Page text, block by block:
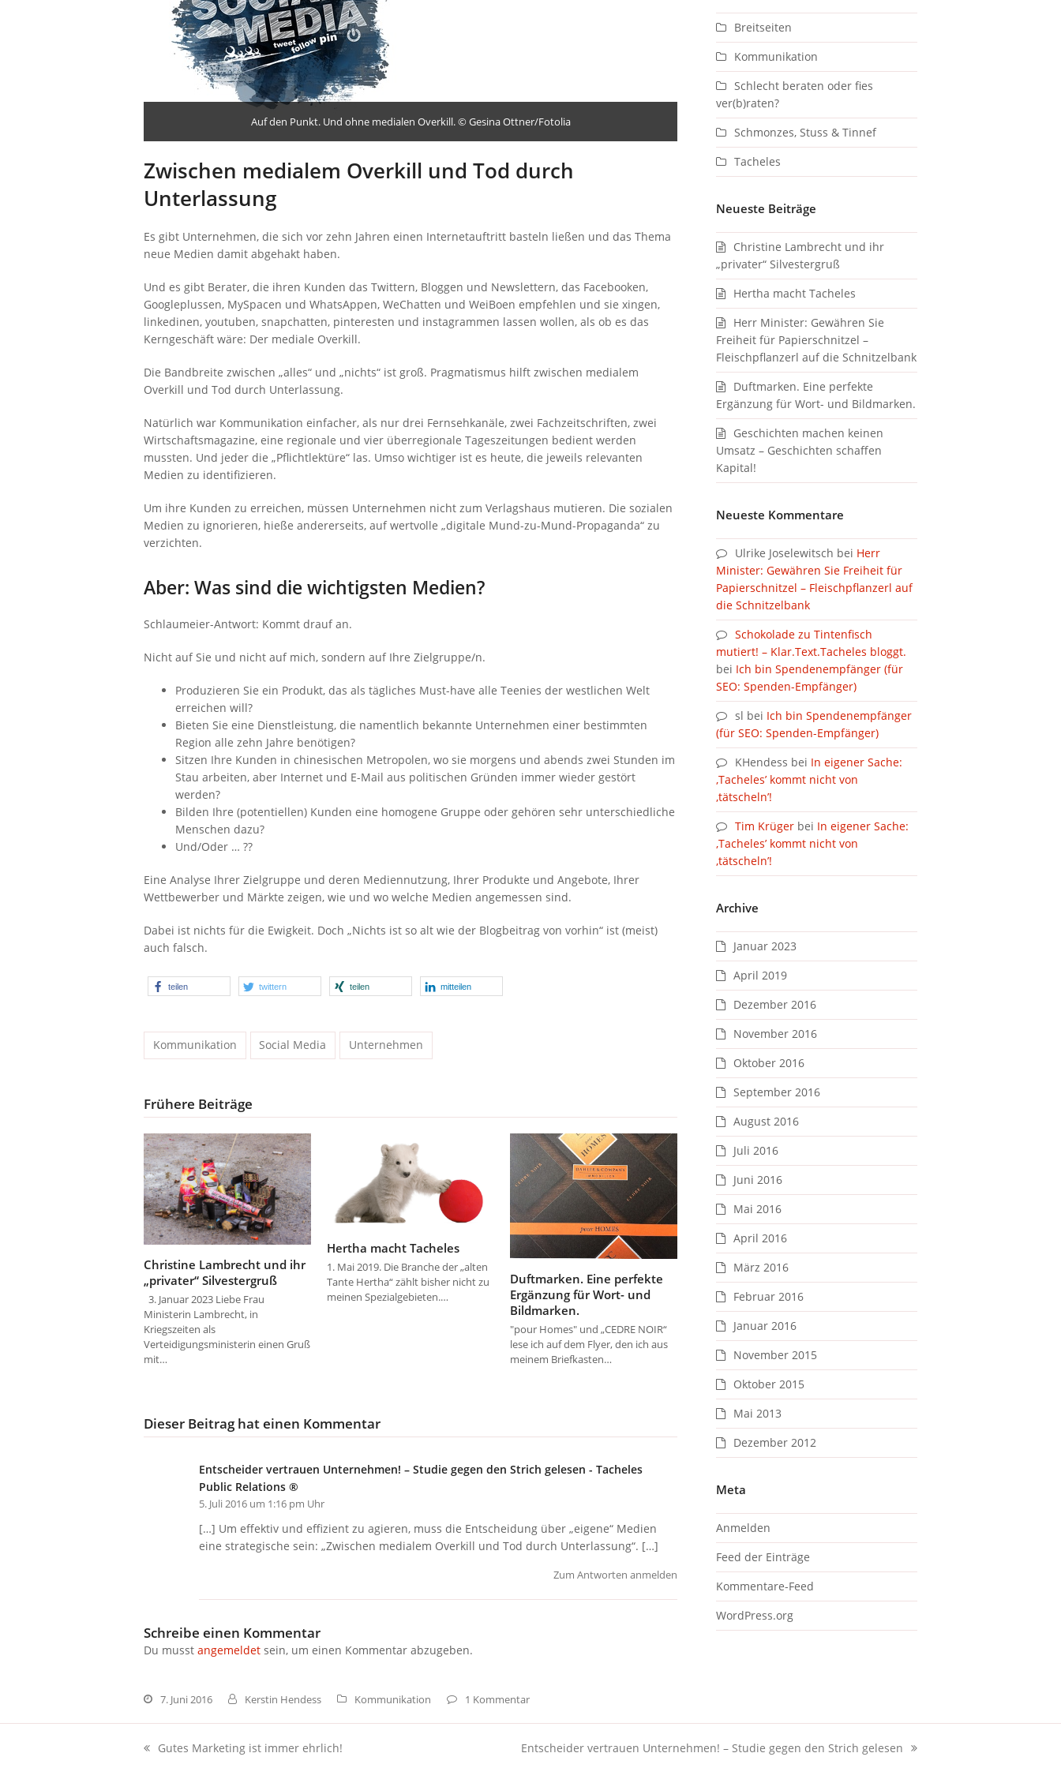
Auf den Punkt. Und ohne medialen Overkill. © Gesina Ottner/Fotolia
Zwischen medialem Overkill und Tod durch
Unterlassung
Es gibt Unternehmen, die sich vor zehn Jahren einen Internetauftritt basteln ließen und das Thema
neue Medien damit abgehakt haben.
Und es gibt Berater, die ihren Kunden das Twittern, Bloggen und Newslettern, das Facebooken,
Googleplussen, MySpacen und WhatsAppen, WeChatten und WeiBoen empfehlen und sie xingen,
linkedinen, youtuben, snapchatten, pinteresten und instagrammen lassen wollen, als ob es das
Kerngeschäft wäre: Der mediale Overkill.
Die Bandbreite zwischen „alles“ und „nichts“ ist groß. Pragmatismus hilft zwischen medialem
Overkill und Tod durch Unterlassung.
Natürlich war Kommunikation einfacher, als nur drei Fernsehkanäle, zwei Fachzeitschriften, zwei
Wirtschaftsmagazine, eine regionale und vier überregionale Tageszeitungen bedient werden
mussten. Und jeder die „Pflichtlektüre“ las. Umso wichtiger ist es heute, die jeweils relevanten
Medien zu identifizieren.
Um ihre Kunden zu erreichen, müssen Unternehmen nicht zum Verlagshaus mutieren. Die sozialen
Medien zu ignorieren, hieße andererseits, auf wertvolle „digitale Mund-zu-Mund-Propaganda“ zu
verzichten.
Aber: Was sind die wichtigsten Medien?
Schlaumeier-Antwort: Kommt drauf an.
Nicht auf Sie und nicht auf mich, sondern auf Ihre Zielgruppe/n.
Produzieren Sie ein Produkt, das als tägliches Must-have alle Teenies der westlichen Welt
erreichen will?
Bieten Sie eine Dienstleistung, die namentlich bekannte Unternehmen einer bestimmten
Region alle zehn Jahre benötigen?
Sitzen Ihre Kunden in chinesischen Metropolen, wo sie morgens und abends zwei Stunden im
Stau arbeiten, aber Internet und E-Mail aus politischen Gründen immer wieder gestört
werden?
Bilden Ihre (potentiellen) Kunden eine homogene Gruppe oder gehören sehr unterschiedliche
Menschen dazu?
Und/Oder … ??
Eine Analyse Ihrer Zielgruppe und deren Mediennutzung, Ihrer Produkte und Angebote, Ihrer
Wettbewerber und Märkte zeigen, wie und wo welche Medien angemessen sind.
Dabei ist nichts für die Ewigkeit. Doch „Nichts ist so alt wie der Blogbeitrag von vorhin“ ist (meist)
auch falsch.
teilen twittern teilen mitteilen
Kommunikation Social Media Unternehmen
Frühere Beiträge
Christine Lambrecht und ihr
„privater“ Silvestergruß
3. Januar 2023 Liebe Frau
Ministerin Lambrecht, in
Kriegszeiten als
Verteidigungsministerin einen Gruß
mit…
Hertha macht Tacheles
1. Mai 2019. Die Branche der „alten
Tante Hertha“ zählt bisher nicht zu
meinen Spezialgebieten.…
Duftmarken. Eine perfekte
Ergänzung für Wort- und
Bildmarken.
"pour Homes" und „CEDRE NOIR“
lese ich auf dem Flyer, den ich aus
meinem Briefkasten…
Dieser Beitrag hat einen Kommentar
Entscheider vertrauen Unternehmen! – Studie gegen den Strich gelesen - Tacheles
Public Relations ®
5. Juli 2016 um 1:16 pm Uhr
[…] Um effektiv und effizient zu agieren, muss die Entscheidung über „eigene“ Medien
eine strategische sein: „Zwischen medialem Overkill und Tod durch Unterlassung“. […]
Zum Antworten anmelden
Schreibe einen Kommentar
Du musst angemeldet sein, um einen Kommentar abzugeben.
7. Juni 2016 Kerstin Hendess Kommunikation 1 Kommentar
Breitseiten
Kommunikation
Schlecht beraten oder fies
ver(b)raten?
Schmonzes, Stuss & Tinnef
Tacheles
Neueste Beiträge
Christine Lambrecht und ihr
„privater“ Silvestergruß
Hertha macht Tacheles
Herr Minister: Gewähren Sie
Freiheit für Papierschnitzel –
Fleischpflanzerl auf die Schnitzelbank
Duftmarken. Eine perfekte
Ergänzung für Wort- und Bildmarken.
Geschichten machen keinen
Umsatz – Geschichten schaffen
Kapital!
Neueste Kommentare
Ulrike Joselewitsch bei Herr
Minister: Gewähren Sie Freiheit für
Papierschnitzel – Fleischpflanzerl auf
die Schnitzelbank
Schokolade zu Tintenfisch
mutiert! – Klar.Text.Tacheles bloggt.
bei Ich bin Spendenempfänger (für
SEO: Spenden-Empfänger)
sl bei Ich bin Spendenempfänger
(für SEO: Spenden-Empfänger)
KHendess bei In eigener Sache:
‚Tacheles’ kommt nicht von
‚tätscheln’!
Tim Krüger bei In eigener Sache:
‚Tacheles’ kommt nicht von
‚tätscheln’!
Archive
Januar 2023
April 2019
Dezember 2016
November 2016
Oktober 2016
September 2016
August 2016
Juli 2016
Juni 2016
Mai 2016
April 2016
März 2016
Februar 2016
Januar 2016
November 2015
Oktober 2015
Mai 2013
Dezember 2012
Meta
Anmelden
Feed der Einträge
Kommentare-Feed
WordPress.org
vorheriger
Gutes Marketing ist immer ehrlich!
Nächster
Entscheider vertrauen Unternehmen! – Studie gegen den Strich gelesen